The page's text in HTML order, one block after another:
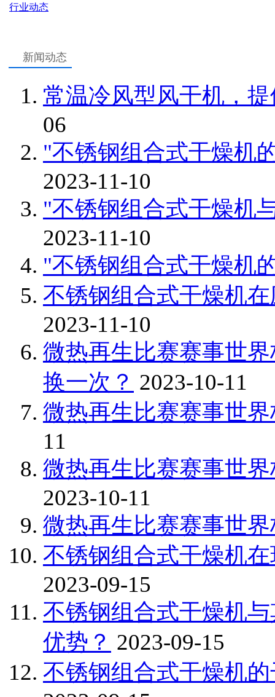
行业动态
新闻动态
常温冷风型风干机，
06
"不锈钢组合式干燥机
2023-11-10
"不锈钢组合式干燥机
2023-11-10
"不锈钢组合式干燥机
不锈钢组合式干燥机
2023-11-10
微热再生比赛赛事世
换一次？ 2023-10-11
微热再生比赛赛事世
11
微热再生比赛赛事世
2023-10-11
微热再生比赛赛事世
不锈钢组合式干燥机
2023-09-15
不锈钢组合式干燥机
优势？ 2023-09-15
不锈钢组合式干燥机